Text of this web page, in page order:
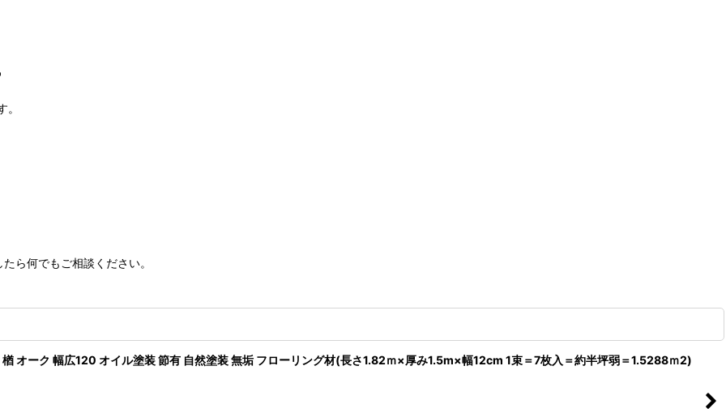
ら何でもご相談ください。
オーク 幅広120 オイル塗装 節有 自然塗装 無垢 フローリング材(長さ1.82ｍ×厚み1.5m×幅12cm 1束＝7枚入＝約半坪弱＝1.5288ｍ2)